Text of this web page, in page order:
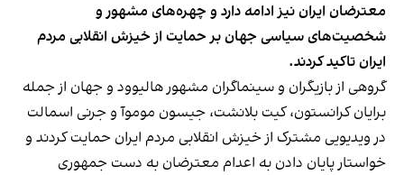
معترضان ایران نیز ادامه دارد و چهره‌های مشهور و
شخصیت‌های سیاسی جهان بر حمایت از خیزش انقلابی مردم
ایران تاکید کردند.
گروهی از بازیگران و سینماگران مشهور هالیوود و جهان از جمله
برایان کرانستون، کیت بلانشت، جیسون موموآ و جرنی اسمالت
در ویدیویی مشترک از خیزش انقلابی مردم ایران حمایت کردند و
خواستار پایان دادن به اعدام معترضان به دست جمهوری